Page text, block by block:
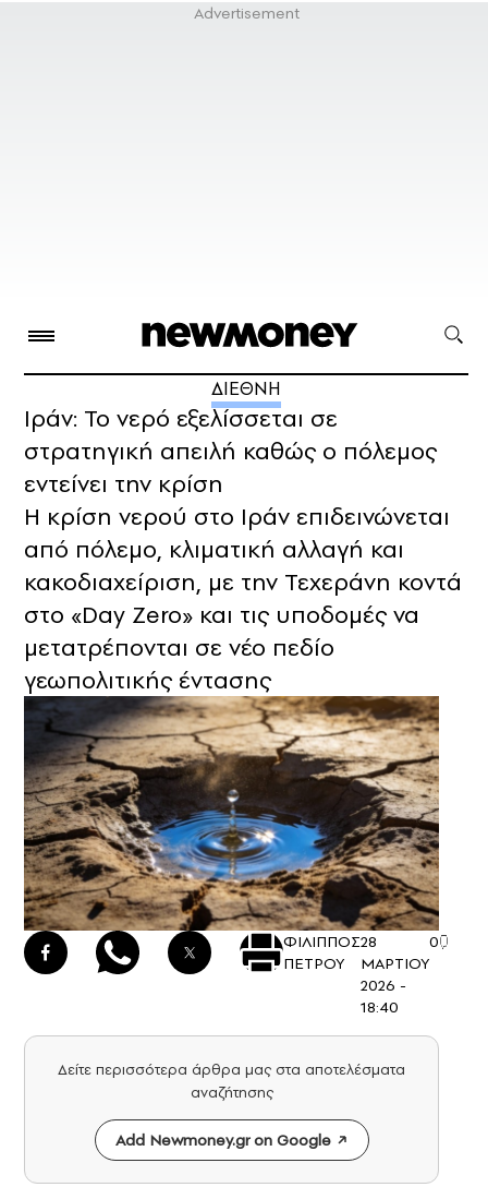
ΔΙΕΘΝΗ
Ιράν: Το νερό εξελίσσεται σε
στρατηγική απειλή καθώς ο πόλεμος
εντείνει την κρίση
Η κρίση νερού στο Ιράν επιδεινώνεται
από πόλεμο, κλιματική αλλαγή και
κακοδιαχείριση, με την Τεχεράνη κοντά
στο «Day Zero» και τις υποδομές να
μετατρέπονται σε νέο πεδίο
γεωπολιτικής έντασης
ΦΙΛΙΠΠΟΣ
ΠΕΤΡΟΥ
28
ΜΑΡΤΙΟΥ
2026 -
18:40
0
Δείτε περισσότερα άρθρα μας στα αποτελέσματα
αναζήτησης
Add Newmoney.gr on Google